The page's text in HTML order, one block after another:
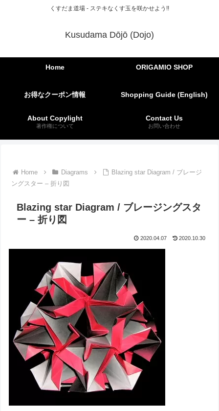
くすだま道場 - ステキなくす玉を咲かせよう!!
Kusudama Dōjō (Dojo)
Home ORIGAMIO SHOP
お得なクーポン情報 Shopping Guide (English)
About Copylight
著作権について
Contact Us
お問い合わせ
Home Diagrams
Blazing star Diagram / ブレージ
ングスター – 折り図
Blazing star Diagram / ブレージングスタ
ー – 折り図
2020.04.07 2020.10.30